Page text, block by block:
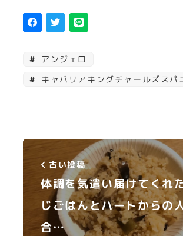
アンジェロ
キャバリアキングチャールズスパ
古い投稿
体調を気遣い届けてくれ
じごはんとハートからの
合…